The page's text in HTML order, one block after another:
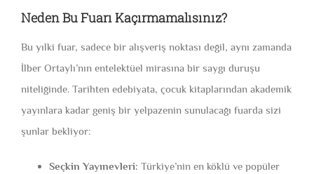
Neden Bu Fuarı Kaçırmamalısınız?
Bu yılki fuar, sadece bir alışveriş noktası değil, aynı zamanda
İlber Ortaylı’nın entelektüel mirasına bir saygı duruşu
niteliğinde. Tarihten edebiyata, çocuk kitaplarından akademik
yayınlara kadar geniş bir yelpazenin sunulacağı fuarda sizi
şunlar bekliyor:
Seçkin Yayınevleri: Türkiye’nin en köklü ve popüler